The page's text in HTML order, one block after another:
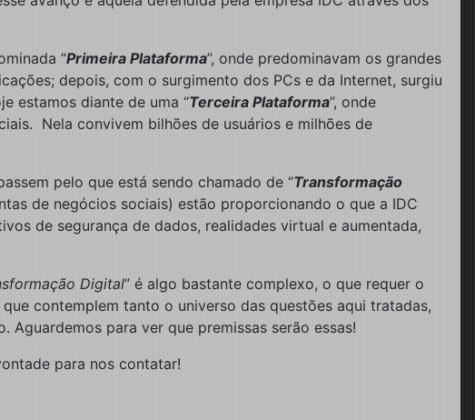
“Primeira Plataforma”, onde predominavam os grandes
depois, com o surgimento dos PCs e da Internet, surgiu
estamos diante de uma “Terceira Plataforma”, onde
Nela convivem bilhões de usuários e milhões de
pelo que está sendo chamado de “Transformação
de negócios sociais) estão proporcionando o que a IDC
de segurança de dados, realidades virtual e aumentada,
Digital” é algo bastante complexo, o que requer o
contemplem tanto o universo das questões aqui tratadas,
para ver que premissas serão essas!
para nos contatar!